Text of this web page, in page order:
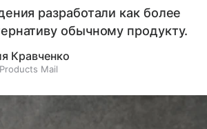
разработали как более
обычному продукту.
Кравченко
Mail